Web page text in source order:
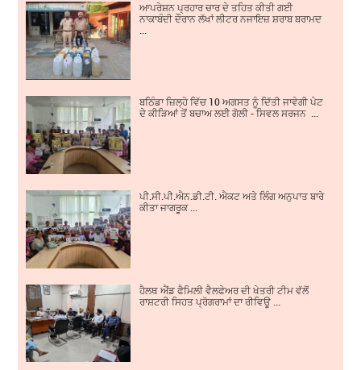
ਆਪਰੇਸ਼ਨ ਪ੍ਰਹਾਰ ਚਾਰ ਦੇ ਤਹਿਤ ਕੀਤੀ ਗਈ
ਨਾਕਾਬੰਦੀ ਦੌਰਾਨ ਲੱਖਾਂ ਲੀਟਰ ਨਜਾਇਜ਼ ਸ਼ਰਾਬ ਬਰਾਮਦ
...
ਬਠਿੰਡਾ ਜ਼ਿਲ੍ਹੇ ਵਿੱਚ 10 ਅਗਸਤ ਨੂੰ ਦਿੱਤੀ ਜਾਵੇਗੀ ਪੇਟ
ਦੇ ਕੀੜਿਆਂ ਤੋਂ ਬਚਾਅ ਲਈ ਗੋਲੀ - ਸਿਵਲ ਸਰਜਨ ...
ਪੀ.ਸੀ.ਪੀ.ਐਨ.ਡੀ.ਟੀ. ਐਕਟ ਅਤੇ ਲਿੰਗ ਅਨੁਪਾਤ ਬਾਰੇ
ਕੀਤਾ ਜਾਗਰੂਕ ...
ਹੈਲਥ ਐਂਡ ਫੈਮਿਲੀ ਵੈਲਫੇਅਰ ਦੀ ਖੇਤਰੀ ਟੀਮ ਵੱਲੋਂ
ਰਾਸ਼ਟਰੀ ਸਿਹਤ ਪ੍ਰੋਗਰਾਮਾਂ ਦਾ ਰੀਵਿਊ ...